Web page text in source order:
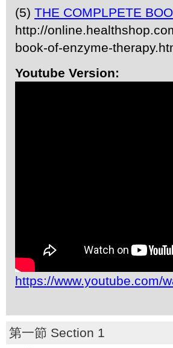
(5) THE COMPLPETE
http://
book-of-enzyme-
Youtube Version:
https://www.youtube.com/
第一節 Section 1